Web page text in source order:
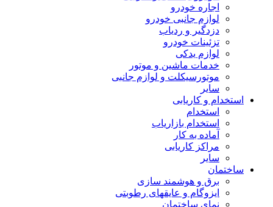
اجاره خودرو
لوازم جانبی خودرو
دزدگیر و ردیاب
تزئینات خودرو
لوازم یدکی
خدمات ماشین و موتور
موتورسیکلت و لوازم جانبی
سایر
استخدام و کاریابی
استخدام
استخدام بازاریاب
آماده به کار
مراکز کاریابی
سایر
ساختمان
برق و هوشمند سازی
ایزوگام و عایقهای رطوبتی
نمای ساختمان